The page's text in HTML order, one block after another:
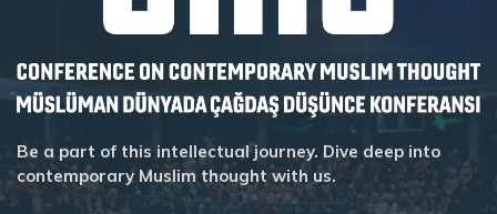
Be a part of this intellectual journey. Dive deep into
contemporary Muslim thought with us.